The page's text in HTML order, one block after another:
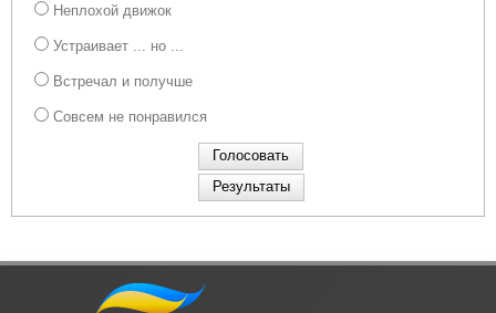
Неплохой движок
Устраивает ... но ...
Встречал и получше
Совсем не понравился